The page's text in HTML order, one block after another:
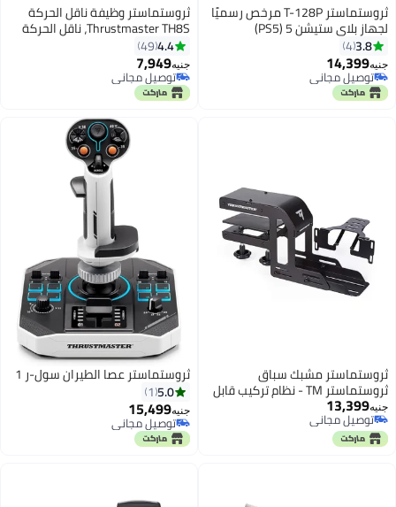
ثروستماستر T-128P مرخص رسميًا
لجهاز بلاي ستيشن 5 (PS5)
3.8
4
جنيه14,399
توصيل مجاني
توصيل مجاني
ثروستماستر وظيفة ناقل الحركة
Thrustmaster TH8S، ناقل الحركة
ذو 8 سرعات لعجلة السباق، متوافق
والكمبيوتر الشخصي
4.4
49
جنيه7,949
توصيل مجاني
توصيل مجاني
ثروستماستر مشبك سباق
ثروستماستر TM - نظام تركيب قابل
للتعديل لأجهزة السباق على
وXbox Series X|S
جنيه13,399
توصيل مجاني
توصيل مجاني
ثروستماستر عصا الطيران سول-ر 1
5.0
1
جنيه15,499
توصيل مجاني
توصيل مجاني